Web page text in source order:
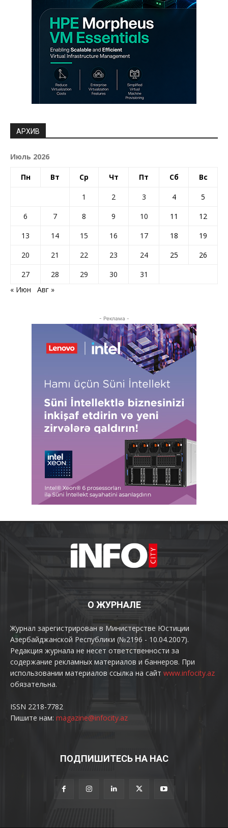
АРХИВ
Июль 2026
Пн Вт Ср Чт Пт Сб Вс
1 2 3 4
5
6
7 8 9 10 11
12
13
14 15 16 17 18
19
20
21 22 23 24 25
26
27
28 29 30
31
« Июн
Авг »
- Реклама -
О ЖУРНАЛЕ
Журнал зарегистрирован в Министерстве Юстиции
Азербайджанской Республики (№2196 - 10.04.2007).
Редакция журнала не несет ответственности за
содержание рекламных материалов и баннеров. При
использовании материалов ссылка на сайт www.infocity.az
обязательна.
ISSN 2218-7782
Пишите нам: magazine@infocity.az
ПОДПИШИТЕСЬ НА НАС